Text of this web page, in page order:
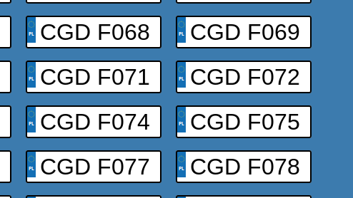
CGD F068
CGD F069
CGD F071
CGD F072
CGD F074
CGD F075
CGD F077
CGD F078